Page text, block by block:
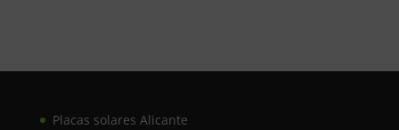
Placas solares Alicante